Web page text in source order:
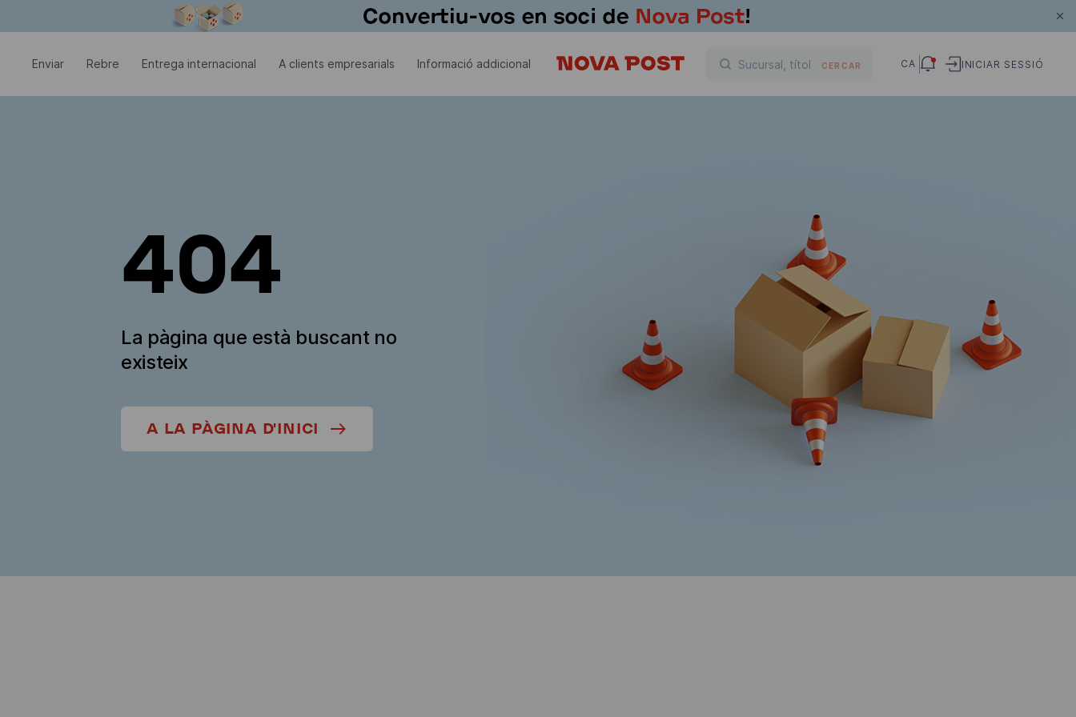
Enviar Rebre Entrega internacional A clients empresarials Informació addicional CERCAR CA INICIAR SESSIÓ
404
La pàgina que està buscant no
existeix
A LA PÀGINA D'INICI
La finestra modal està oberta